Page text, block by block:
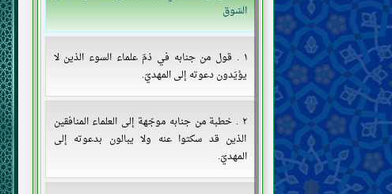
السّوق
١ . قول من جنابه في ذمّ علماء السوء الذين لا
يؤيّدون دعوته إلى المهديّ.
٢ . خطبة من جنابه موجّهة إلى العلماء المنافقين
الذين قد سكتوا عنه ولا يبالون بدعوته إلى
المهديّ.